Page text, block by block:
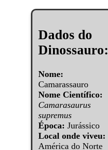
Dados do
Dinossauro:
Nome:
Camarassauro
Nome Científico:
Camarasaurus
supremus
Época: Jurássico
Local onde viveu:
América do Norte